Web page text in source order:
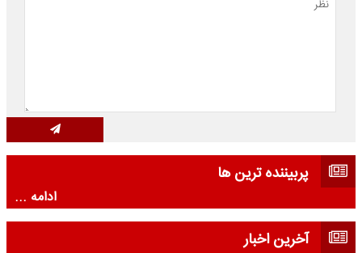
پربیننده ترین ها
ادامه ...
آخرین اخبار